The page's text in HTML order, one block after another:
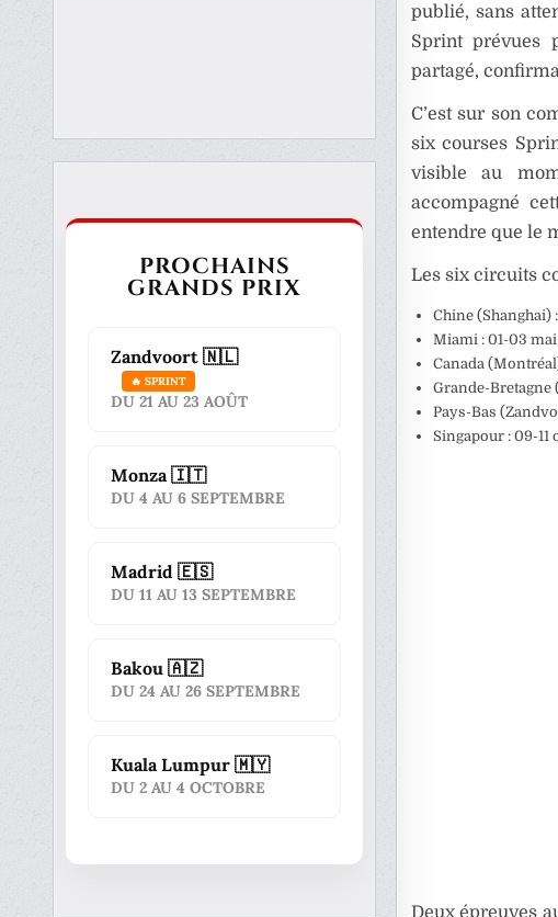
publié, sans
Sprint
partagé,
C’est sur son
six courses
visible au
accompagné
entendre que le
Les six circuits
Chine (Shanghai)
Miami : 01-03 mai
Canada
Grande-
Pays-Bas
Singapour : 09-11
Deux épreuves
PROCHAINS
GRANDS PRIX
Zandvoort 🇳🇱
🔥 SPRINT
DU 21 AU 23 AOÛT
Monza 🇮🇹
DU 4 AU 6 SEPTEMBRE
Madrid 🇪🇸
DU 11 AU 13 SEPTEMBRE
Bakou 🇦🇿
DU 24 AU 26 SEPTEMBRE
Kuala Lumpur 🇲🇾
DU 2 AU 4 OCTOBRE